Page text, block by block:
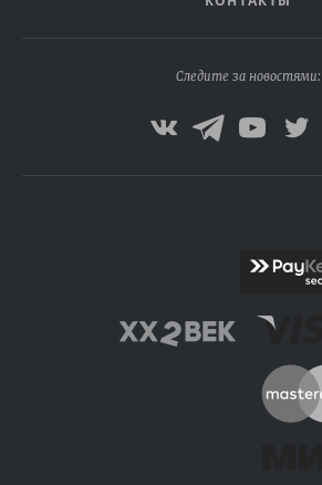
Следите за новостями: